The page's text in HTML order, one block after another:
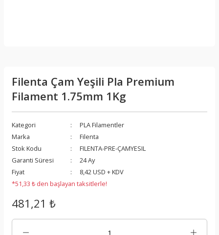
Filenta Çam Yeşili Pla Premium
Filament 1.75mm 1Kg
Kategori
PLA Filamentler
Marka
Filenta
Stok Kodu
FILENTA-PRE-ÇAMYESIL
Garanti Süresi
24 Ay
Fiyat
8,42 USD + KDV
*51,33 ₺ den başlayan taksitlerle!
481,21 ₺